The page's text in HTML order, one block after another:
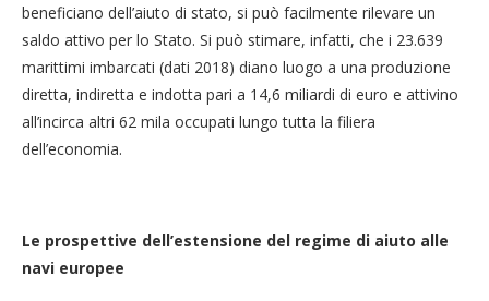
beneficiano dell’aiuto di stato, si può facilmente rilevare un
saldo attivo per lo Stato. Si può stimare, infatti, che i 23.639
marittimi imbarcati (dati 2018) diano luogo a una produzione
diretta, indiretta e indotta pari a 14,6 miliardi di euro e attivino
all’incirca altri 62 mila occupati lungo tutta la filiera
dell’economia.
Le prospettive dell’estensione del regime di aiuto alle
navi europee